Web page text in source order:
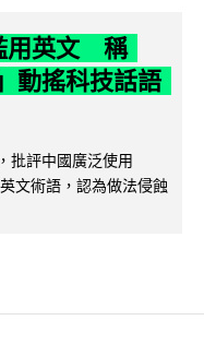
用英文 稱
動搖科技話語
批評中國廣泛使用
文術語，認為做法侵蝕